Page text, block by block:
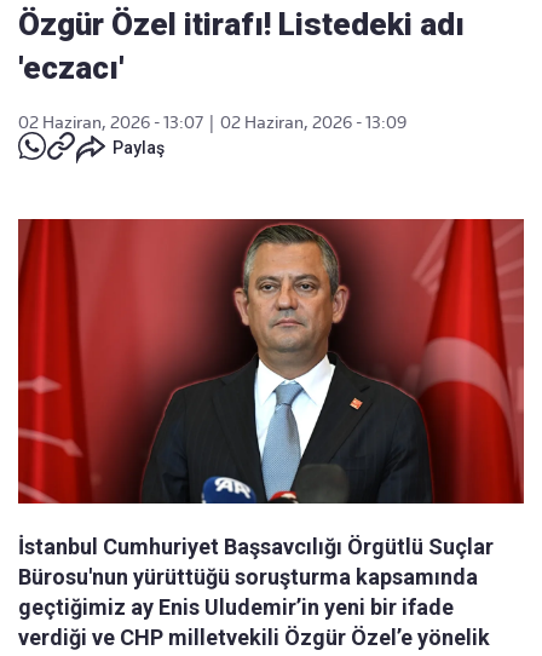
Özgür Özel itirafı! Listedeki adı
'eczacı'
02 Haziran, 2026 - 13:07
02 Haziran, 2026 - 13:09
Paylaş
İstanbul Cumhuriyet Başsavcılığı Örgütlü Suçlar
Bürosu'nun yürüttüğü soruşturma kapsamında
geçtiğimiz ay Enis Uludemir’in yeni bir ifade
verdiği ve CHP milletvekili Özgür Özel’e yönelik